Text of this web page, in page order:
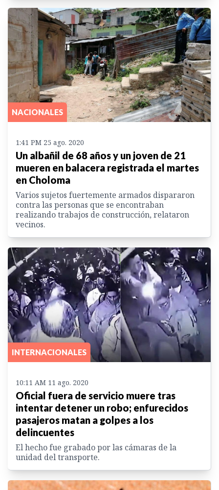
NACIONALES
1:41 PM 25 ago. 2020
Un albañil de 68 años y un joven de 21
mueren en balacera registrada el martes
en Choloma
Varios sujetos fuertemente armados dispararon
contra las personas que se encontraban
realizando trabajos de construcción, relataron
vecinos.
INTERNACIONALES
10:11 AM 11 ago. 2020
Oficial fuera de servicio muere tras
intentar detener un robo; enfurecidos
pasajeros matan a golpes a los
delincuentes
El hecho fue grabado por las cámaras de la
unidad del transporte.